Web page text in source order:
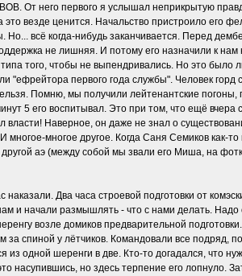
От него первого я услышал неприкрытую
везде ценится. Начальство пристроило его
всё когда-нибудь заканчивается. Перед
не лишняя. И потому его назначили к
типа того, чтобы не выпендривались. Но это
"ефрейтора первого года службы". Человек
Помню, мы получили лейтенантские
5 его воспитывал. Это при том, что ещё вчера
власти! Наверное, он даже не знал о
многое-многое другое. Когда Саня Семиков
аэ (между собой мы звали его Миша, на
Два часа строевой подготовки от
и начали размышлять - что с нами делать.
возле домиков предварительной
спиной у лётчиков. Командовали все подряд,
из одной шеренги в две. Кто-то догадался, что
насупившись, но здесь терпение его лопнуло.